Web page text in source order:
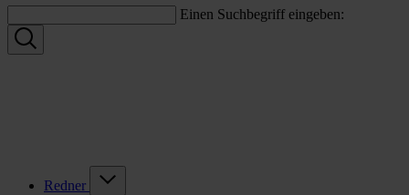
Einen Suchbegriff eingeben:
Redner